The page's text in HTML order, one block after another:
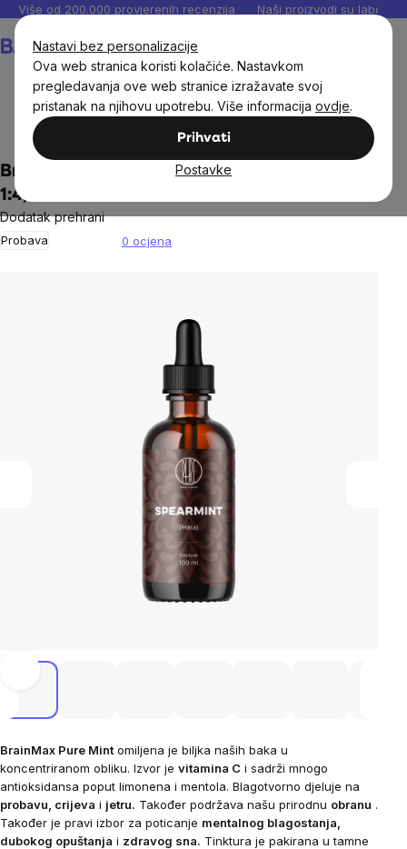
Nastavi bez personalizacije
Ova web stranica koristi kolačiće. Nastavkom
pregledavanja ove web stranice izražavate svoj
pristanak na njihovu upotrebu. Više informacija ovdje.
Prihvati
Postavke
Preskoči
sadržaj
Više od 200.000 provjerenih recenzija Naši proizvodi su
Tinkture
BrainMax Pure® Mint (Spearmint) tinktura
1:4, 100 ml
Dodatak prehrani
Probava 0 ocjena
BrainMax Pure Mint omiljena je biljka naših baka u
koncentriranom obliku. Izvor je vitamina C i sadrži mnogo
antioksidansa poput limonena i mentola. Blagotvorno djeluje na
probavu, crijeva i jetru. Također podržava našu prirodnu obranu .
Također je pravi izbor za poticanje mentalnog blagostanja,
dubokog opuštanja i zdravog sna. Tinktura je pakirana u tamne